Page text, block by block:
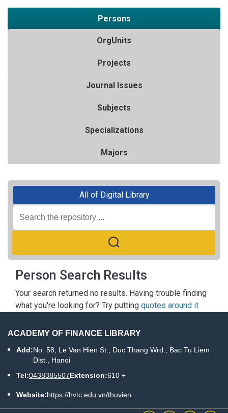
Persons
OrgUnits
Projects
Journal Issues
Subjects
Specializations
Majors
All of Digital Library
Person Search Results
Your search returned no results. Having trouble finding
what you're looking for? Try putting quotes around it
ACADEMY OF FINANCE LIBRARY
Add:No. 58, Le Van Hien St., Duc Thang Wrd., Bac Tu Liem
Dist., Hanoi
Tel:0438385507Extension:610 +
Website:https://hvtc.edu.vn/thuvien